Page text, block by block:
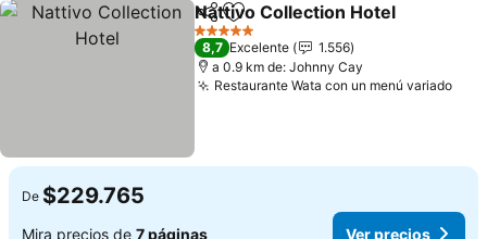
CompartirAgregar a favoritos
Nattivo Collection Hotel
5 Estrellas
8,7 Excelente
1.556
a 0.9 km de: Johnny Cay
Restaurante Wata con un menú variadoVer
De $229.765
Mira precios de 7 páginas Ver precios